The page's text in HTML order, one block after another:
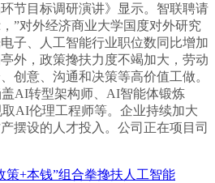
节目标调研演讲》显示。智联聘请
”对外经济商业大学国度对外研究
子、人工智能行业职位数同比增加
外，政策搀扶力度不竭加大，劳动
创意、沟通和决策等高价值工做。
AI转型架构师、AI智能体锻炼
AI伦理工程师等。企业持续加大
摆设的人才投入。公司正在项目司
策+本钱”组合拳搀扶人工智能